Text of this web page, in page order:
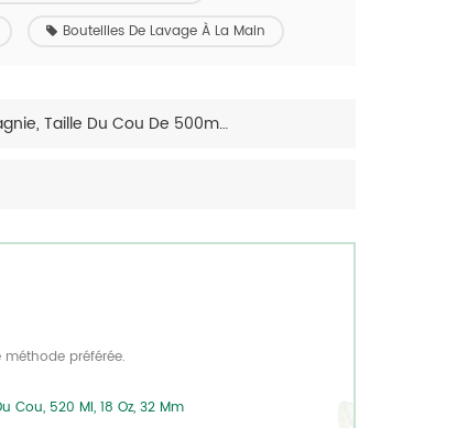
Bouteilles De Lavage À La Main
Bouteilles De Lavage À La Main Adaptées Aux Animaux De Compagnie, Taille Du Cou De 500ml 28mm
préférée.
Cou, 520 Ml, 18 Oz, 32 Mm